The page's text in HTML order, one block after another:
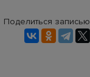
Поделиться записью